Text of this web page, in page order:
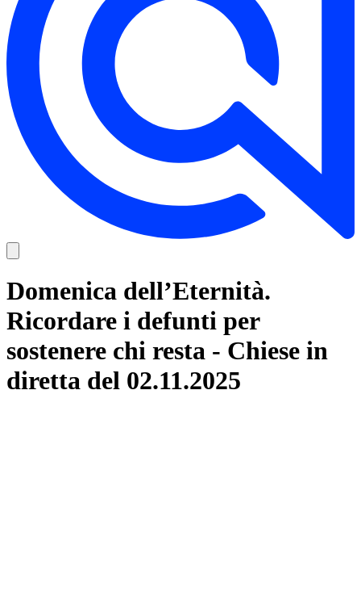
Domenica dell’Eternità.
Ricordare i defunti per
sostenere chi resta - Chiese in
diretta del 02.11.2025